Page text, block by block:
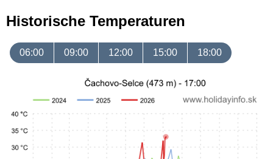
Historische Temperaturen
06:00 09:00 12:00 15:00 18:00